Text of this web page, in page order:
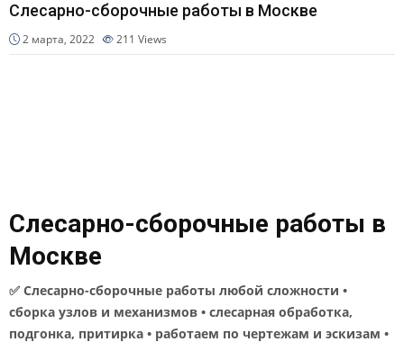
Слесарно-сборочные работы в Москве
2 марта, 2022 211 Views
Слесарно-сборочные работы в
Москве
✅ Слесарно-сборочные работы любой сложности •
сборка узлов и механизмов • слесарная обработка,
подгонка, притирка • работаем по чертежам и эскизам •